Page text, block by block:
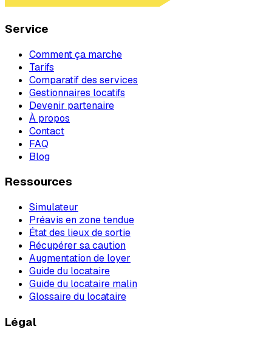
Service
Comment ça marche
Tarifs
Comparatif des services
Gestionnaires locatifs
Devenir partenaire
À propos
Contact
FAQ
Blog
Ressources
Simulateur
Préavis en zone tendue
État des lieux de sortie
Récupérer sa caution
Augmentation de loyer
Guide du locataire
Guide du locataire malin
Glossaire du locataire
Légal